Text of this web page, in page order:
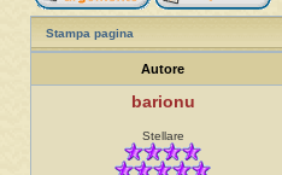
Stampa pagina
Autore
barionu
Stellare